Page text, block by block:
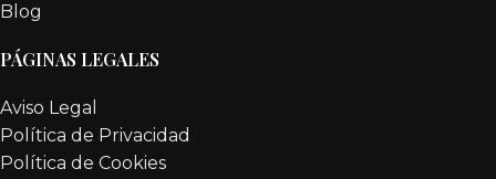
Blog
PÁGINAS LEGALES
Aviso Legal
Política de Privacidad
Política de Cookies